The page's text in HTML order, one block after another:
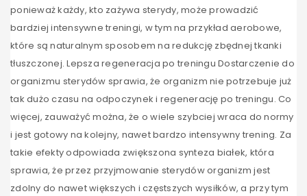
ponieważ każdy, kto zażywa sterydy, może prowadzić
bardziej intensywne treningi, w tym na przykład aerobowe,
które są naturalnym sposobem na redukcję zbędnej tkanki
tłuszczonej. Lepsza regeneracja po treningu Dostarczenie do
organizmu sterydów sprawia, że organizm nie potrzebuje już
tak dużo czasu na odpoczynek i regenerację po treningu. Co
więcej, zauważyć można, że o wiele szybciej wraca do normy
i jest gotowy na kolejny, nawet bardzo intensywny trening. Za
takie efekty odpowiada zwiększona synteza białek, która
sprawia, że przez przyjmowanie sterydów organizm jest
zdolny do nawet większych i częstszych wysiłków, a przy tym